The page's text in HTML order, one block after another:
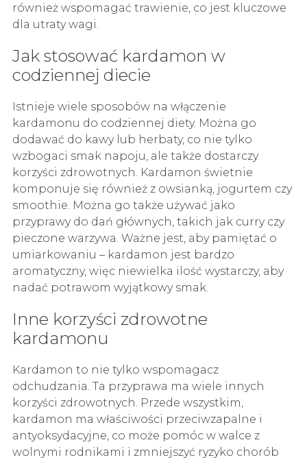
również wspomagać trawienie, co jest kluczowe
dla utraty wagi.
Jak stosować kardamon w
codziennej diecie
Istnieje wiele sposobów na włączenie
kardamonu do codziennej diety. Można go
dodawać do kawy lub herbaty, co nie tylko
wzbogaci smak napoju, ale także dostarczy
korzyści zdrowotnych. Kardamon świetnie
komponuje się również z owsianką, jogurtem czy
smoothie. Można go także używać jako
przyprawy do dań głównych, takich jak curry czy
pieczone warzywa. Ważne jest, aby pamiętać o
umiarkowaniu – kardamon jest bardzo
aromatyczny, więc niewielka ilość wystarczy, aby
nadać potrawom wyjątkowy smak.
Inne korzyści zdrowotne
kardamonu
Kardamon to nie tylko wspomagacz
odchudzania. Ta przyprawa ma wiele innych
korzyści zdrowotnych. Przede wszystkim,
kardamon ma właściwości przeciwzapalne i
antyoksydacyjne, co może pomóc w walce z
wolnymi rodnikami i zmniejszyć ryzyko chorób